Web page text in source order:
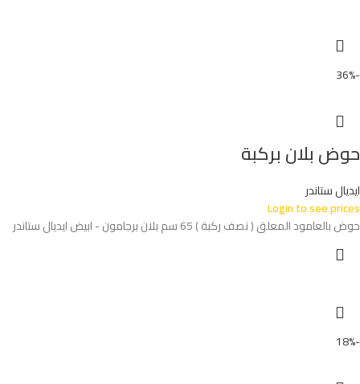
-36%
حوض بلان بركبة
ايديال ستاندر
Login to see prices
حوض بالعامود المعلق ( نصف ركبة ) 65 سم بلان برجامون - ابيض ايديال ستاندر
-18%